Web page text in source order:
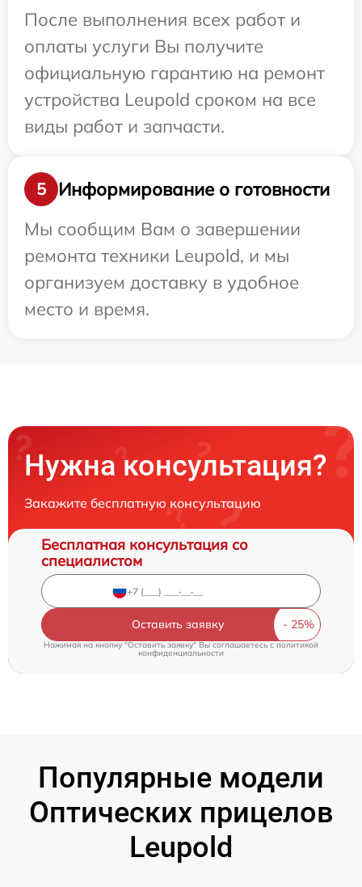
После выполнения всех работ и
оплаты услуги Вы получите
официальную гарантию на ремонт
устройства Leupold сроком на все
виды работ и запчасти.
5
Информирование о готовности
Мы сообщим Вам о завершении
ремонта техники Leupold, и мы
организуем доставку в удобное
место и время.
Нужна консультация?
Закажите бесплатную консультацию
Бесплатная консультация со
специалистом
Оставить заявку
Нажимая на кнопку "Оставить заявку" Вы соглашаетесь c политикой
конфиденциальности
Популярные модели
Оптических прицелов
Leupold